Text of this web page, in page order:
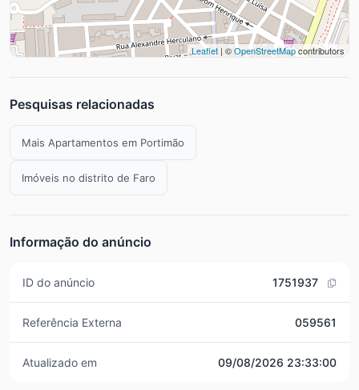
Leaflet | ©OpenStreetMapcontributors
Pesquisas relacionadas
Mais Apartamentos em Portimão
Imóveis no distrito de Faro
Informação do anúncio
ID do anúncio 1751937
Referência Externa 059561
Atualizado em 09/08/2026 23:33:00